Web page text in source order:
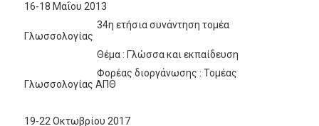
16-18 Μαΐου 2013
34η ετήσια συνάντηση τομέα
Γλωσσολογίας
Θέμα : Γλώσσα και εκπαίδευση
Φορέας διοργάνωσης : Τομέας
Γλωσσολογίας ΑΠΘ
19-22 Οκτωβρίου 2017